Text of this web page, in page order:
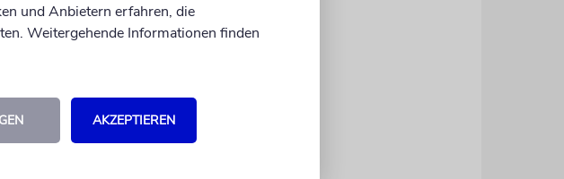
in Weiß gekleidet, einige
waren im Western-Stil
und Anbietern erfahren, die
Weitergehende Informationen finden
AKZEPTIEREN